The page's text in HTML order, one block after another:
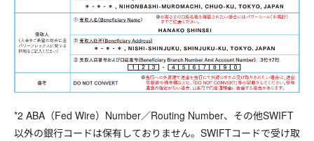
*2 ABA（Fed Wire）Number／Routing Number、その他SWIFT
以外の銀行コードは保有しておりません。SWIFTコードで受け取